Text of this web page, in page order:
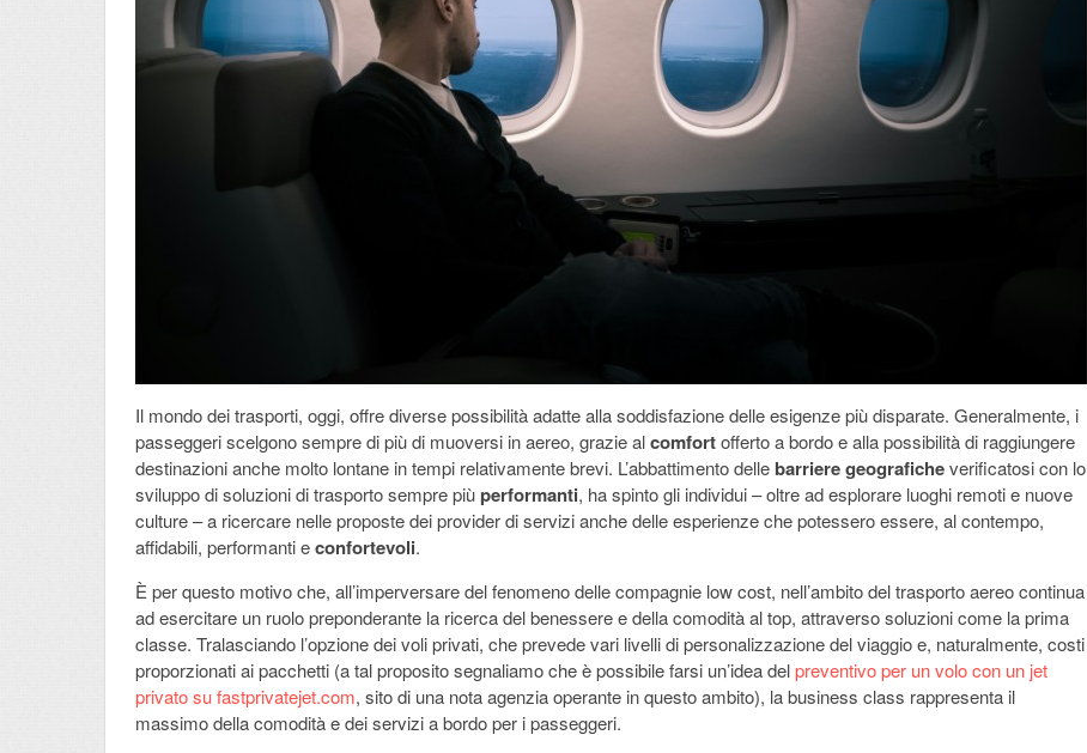
Il mondo dei trasporti, oggi, offre diverse possibilità adatte alla soddisfazione delle esigenze più disparate. Generalmente, i
passeggeri scelgono sempre di più di muoversi in aereo, grazie alcomfortofferto a bordo e alla possibilità di raggiungere
destinazioni anche molto lontane in tempi relativamente brevi. L’abbattimento delle barriere geograficheverificatosi con lo
sviluppo di soluzioni di trasporto sempre piùperformanti, ha spinto gli individui – oltre ad esplorare luoghi remoti e nuove
culture – a ricercare nelle proposte dei provider di servizi anche delle esperienze che potessero essere, al contempo,
affidabili, performanti econfortevoli.
È per questo motivo che, all’imperversare del fenomeno delle compagnie low cost, nell’ambito del trasporto aereo continua
ad esercitare un ruolo preponderante la ricerca del benessere e della comodità al top, attraverso soluzioni come la prima
classe. Tralasciando l’opzione dei voli privati, che prevede vari livelli di personalizzazione del viaggio e, naturalmente, costi
proporzionati ai pacchetti (a tal proposito segnaliamo che è possibile farsi un’idea delpreventivo per un volo con un jet
privato su fastprivatejet.com, sito di una nota agenzia operante in questo ambito), la business class rappresenta il
massimo della comodità e dei servizi a bordo per i passeggeri.